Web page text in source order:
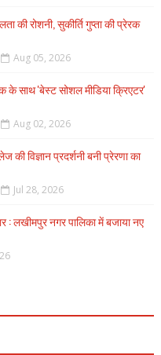
की रोशनी, सुकीर्ति गुप्ता की प्रेरक
Aug 05, 2026
के साथ 'बेस्ट सोशल मीडिया क्रिएटर'
Aug 02, 2026
की विज्ञान प्रदर्शनी बनी प्रेरणा का
Jul 28, 2026
: लखीमपुर नगर पालिका में बजाया नए